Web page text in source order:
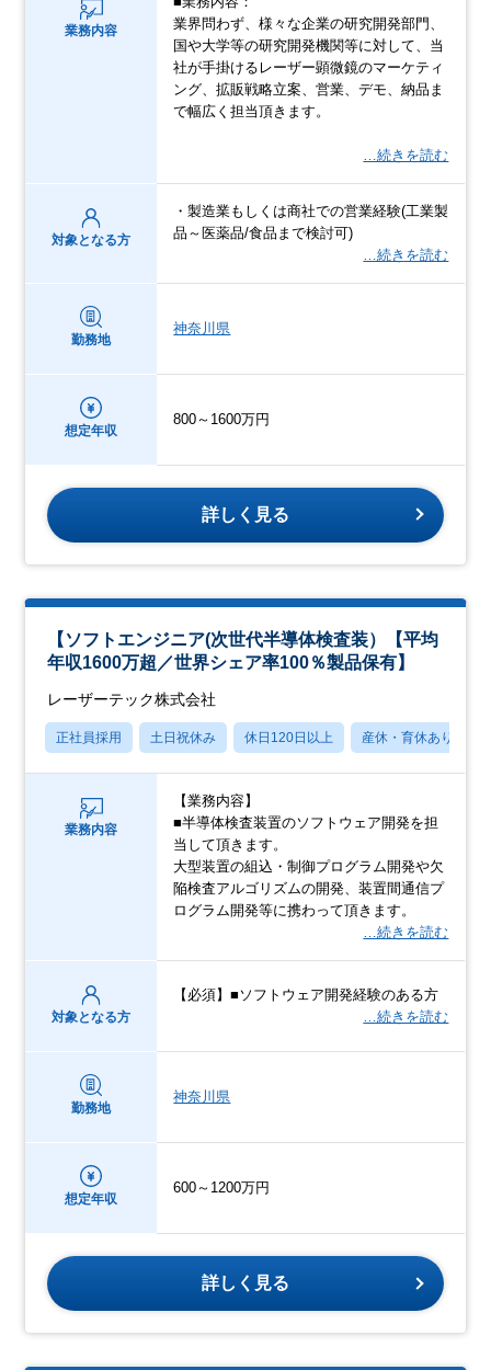
業務内容
業界問わず、様々な企業の研究開発部門、
国や大学等の研究開発機関等に対して、当
社が手掛けるレーザー顕微鏡のマーケティ
ング、拡販戦略立案、営業、デモ、納品ま
で幅広く担当頂きます。
…続きを読む
対象となる方
・製造業もしくは商社での営業経験(工業製
品～医薬品/食品まで検討可)
…続きを読む
勤務地
神奈川県
想定年収
800～1600万円
詳しく見る
【ソフトエンジニア(次世代半導体検査装）【平均
年収1600万超／世界シェア率100％製品保有】
レーザーテック株式会社
正社員採用 土日祝休み 休日120日以上 産休・育休あり
業務内容
【業務内容】
■半導体検査装置のソフトウェア開発を担
当して頂きます。
大型装置の組込・制御プログラム開発や欠
陥検査アルゴリズムの開発、装置間通信プ
ログラム開発等に携わって頂きます。
…続きを読む
対象となる方
【必須】■ソフトウェア開発経験のある方
…続きを読む
勤務地
神奈川県
想定年収
600～1200万円
詳しく見る